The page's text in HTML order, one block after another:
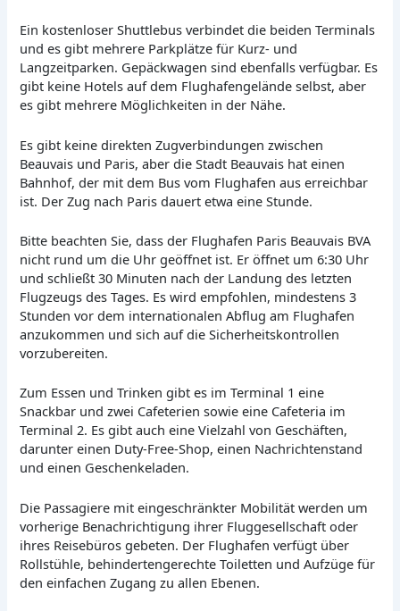
Ein kostenloser Shuttlebus verbindet die beiden Terminals
und es gibt mehrere Parkplätze für Kurz- und
Langzeitparken. Gepäckwagen sind ebenfalls verfügbar. Es
gibt keine Hotels auf dem Flughafengelände selbst, aber
es gibt mehrere Möglichkeiten in der Nähe.
Es gibt keine direkten Zugverbindungen zwischen
Beauvais und Paris, aber die Stadt Beauvais hat einen
Bahnhof, der mit dem Bus vom Flughafen aus erreichbar
ist. Der Zug nach Paris dauert etwa eine Stunde.
Bitte beachten Sie, dass der Flughafen Paris Beauvais BVA
nicht rund um die Uhr geöffnet ist. Er öffnet um 6:30 Uhr
und schließt 30 Minuten nach der Landung des letzten
Flugzeugs des Tages. Es wird empfohlen, mindestens 3
Stunden vor dem internationalen Abflug am Flughafen
anzukommen und sich auf die Sicherheitskontrollen
vorzubereiten.
Zum Essen und Trinken gibt es im Terminal 1 eine
Snackbar und zwei Cafeterien sowie eine Cafeteria im
Terminal 2. Es gibt auch eine Vielzahl von Geschäften,
darunter einen Duty-Free-Shop, einen Nachrichtenstand
und einen Geschenkeladen.
Die Passagiere mit eingeschränkter Mobilität werden um
vorherige Benachrichtigung ihrer Fluggesellschaft oder
ihres Reisebüros gebeten. Der Flughafen verfügt über
Rollstühle, behindertengerechte Toiletten und Aufzüge für
den einfachen Zugang zu allen Ebenen.